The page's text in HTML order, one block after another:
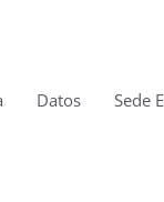
Datos Sede